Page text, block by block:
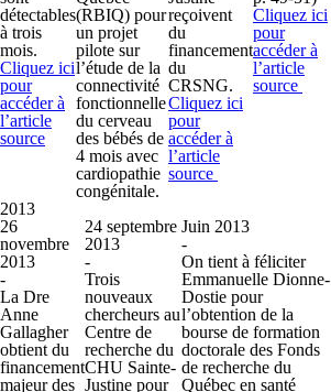
détectables
à trois
mois.
Cliquez ici
pour
accéder à
l’article
source
(RBIQ) pour
un projet
pilote sur
l’étude de la
connectivité
fonctionnelle
du cerveau
des bébés de
4 mois avec
cardiopathie
congénitale.
reçoivent
du
financement
du
CRSNG.
Cliquez ici
pour
accéder à
l’article
source
Cliquez ici
pour
accéder à
l’article
source
2013
26
novembre
2013
-
La Dre
Anne
Gallagher
obtient du
financement
majeur des
24 septembre
2013
-
Trois
nouveaux
chercheurs au
Centre de
recherche du
CHU Sainte-
Justine pour
Juin 2013
-
On tient à féliciter
Emmanuelle Dionne-
Dostie pour
l’obtention de la
bourse de formation
doctorale des Fonds
de recherche du
Québec en santé